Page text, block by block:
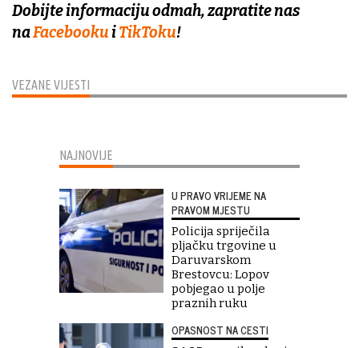
VEZANE VIJESTI
Dobijte informaciju odmah, zapratite nas
naFacebookuiTikToku!
NAJNOVIJE
U PRAVO VRIJEME NA
PRAVOM MJESTU
Policija spriječila
pljačku trgovine u
Daruvarskom
Brestovcu: Lopov
pobjegao u polje
praznih ruku
OPASNOST NA CESTI